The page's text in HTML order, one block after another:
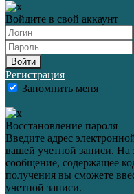
Войдите в свой аккаунт
Войти
Регистрация
Запомнить меня
Восстановление пароля
Введите адрес
вашей учетной записи. На
сообщение, содержащее
получения вы сможете
учетной записи.